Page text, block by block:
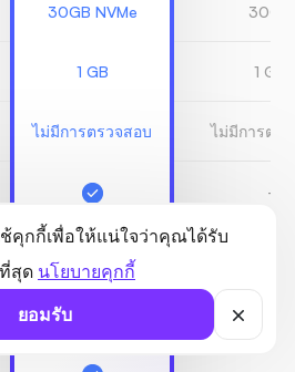
ช้คุกกี้เพื่อให้แน่ใจว่าคุณได้รับ
สุด นโยบายคุกกี้
ยอมรับ
30GB NVMe
1 GB
ไม่มีการตรวจสอบ
30GB
1 GB
ไม่มีการตร
-